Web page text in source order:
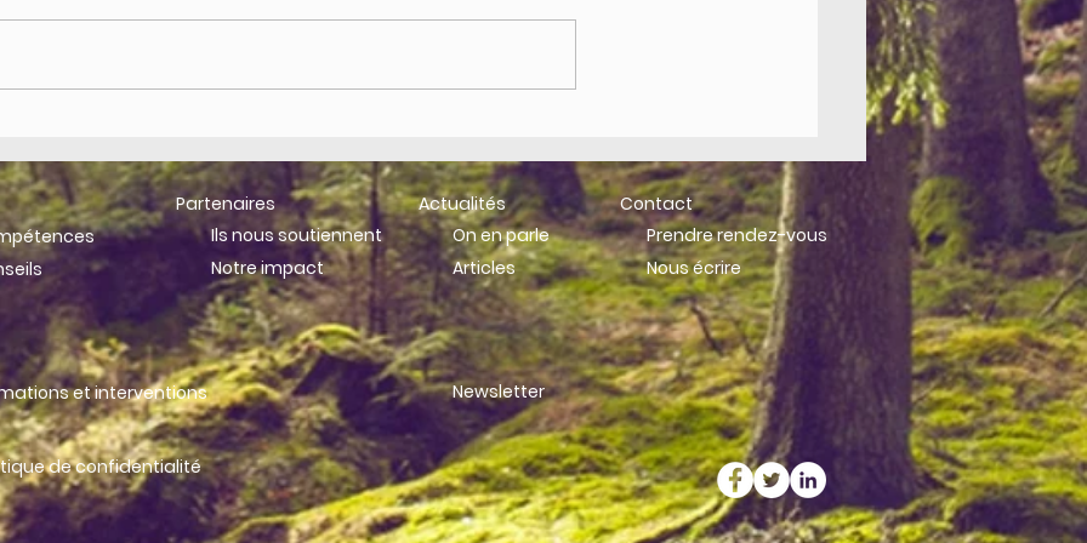
Partenaires
Ils nous soutiennent
Notre impact
Actualités
On en parle
Contact
Prendre rendez-vous
Articles
Nous écrire
et interventions
de confidentialité
Newsletter